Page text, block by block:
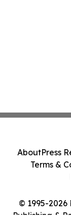
© 1995-
Publishing &
AboutPress
Terms &